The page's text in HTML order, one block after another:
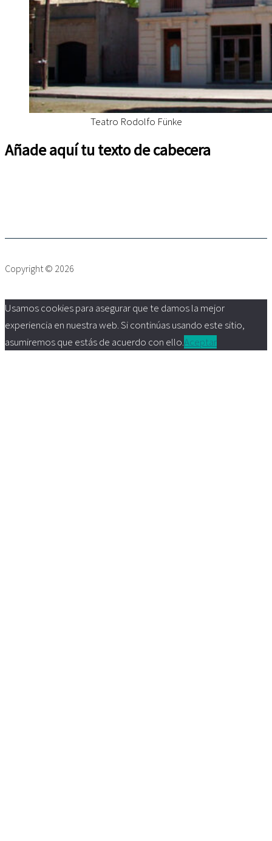
Teatro Rodolfo Fünke
Añade aquí tu texto de cabecera
Copyright © 2026
Usamos cookies para asegurar que te damos la mejor
experiencia en nuestra web. Si continúas usando este sitio,
asumiremos que estás de acuerdo con ello.Aceptar